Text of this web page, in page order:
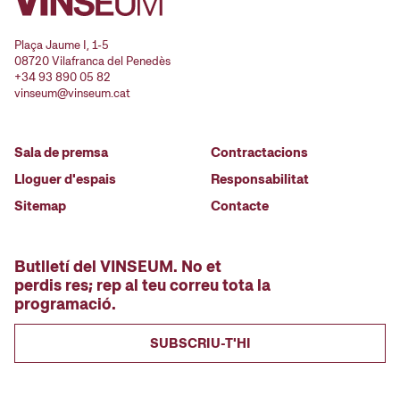
Plaça Jaume I, 1-5
08720 Vilafranca del Penedès
+34 93 890 05 82
vinseum@vinseum.cat
Sala de premsa
Lloguer d'espais
Sitemap
Contractacions
Responsabilitat
Contacte
Butlletí del VINSEUM. No et
perdis res; rep al teu correu tota la
programació.
SUBSCRIU-T'HI